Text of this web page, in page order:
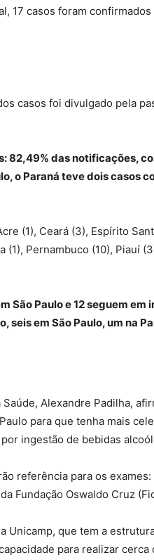
17 casos foram
casos foi divulgado pela
82,49% das notificações,
o Paraná teve dois casos
(1), Ceará (3), Espírito
(1), Pernambuco (10), Piauí
São Paulo e 12 seguem
seis em São Paulo, um na
Alexandre Padilha,
para que tenha mais
ingestão de bebidas
referência para os
Fundação Oswaldo Cruz
Unicamp, que tem a
para realizar cerca